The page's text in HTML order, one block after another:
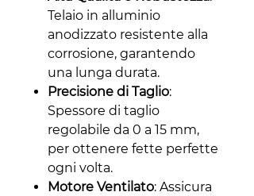
Telaio in alluminio
anodizzato resistente alla
corrosione, garantendo
una lunga durata.
Precisione di Taglio:
Spessore di taglio
regolabile da 0 a 15 mm,
per ottenere fette perfette
ogni volta.
Motore Ventilato: Assicura